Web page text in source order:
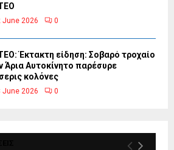
June 2026 0
Έκτακτη είδηση: Σοβαρό τροχαίο
Άρια Αυτοκίνητο παρέσυρε
κολόνες
June 2026 0